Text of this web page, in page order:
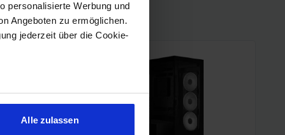
personalisierte Werbung und
Angeboten zu ermöglichen.
jederzeit über die Cookie-
sein können
Präferenzen im
Alle zulassen